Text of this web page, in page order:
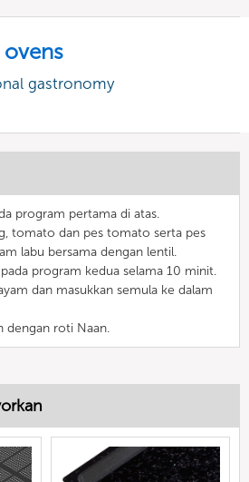
gastronomy
program pertama di atas.
tomato dan pes tomato serta pes
labu bersama dengan lentil.
program kedua selama 10 minit.
dan masukkan semula ke dalam
dengan roti Naan.